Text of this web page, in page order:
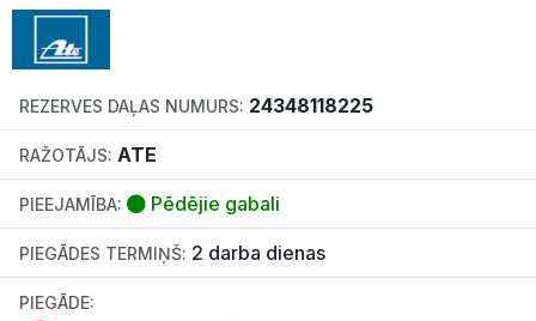
REZERVES DAĻAS NUMURS: 24348118225
RAŽOTĀJS: ATE
PIEEJAMĪBA: Pēdējie gabali
PIEGĀDES TERMIŅŠ: 2 darba dienas
PIEGĀDE: